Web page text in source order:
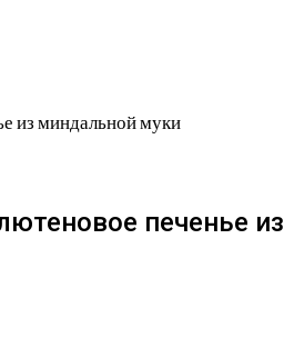
из миндальной муки
печенье из